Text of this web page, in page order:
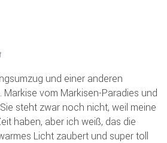
und einer anderen
Markise vom Markisen-Paradies und
steht zwar noch nicht, weil meine
haben, aber ich weiß, das die
Licht zaubert und super toll